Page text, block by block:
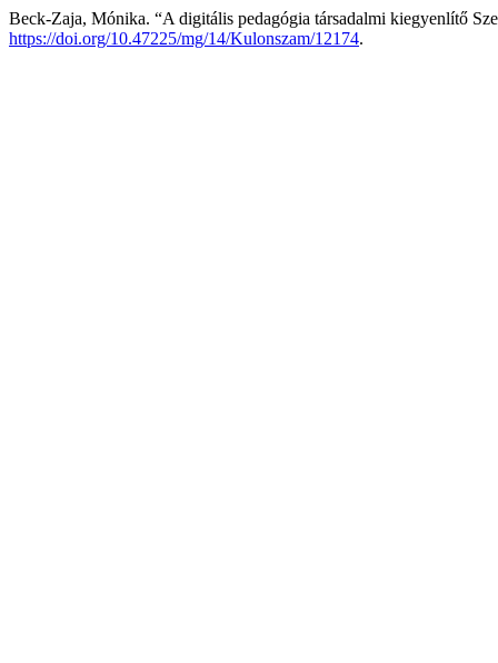
Beck-Zaja, Mónika. “A digitális pedagógia társadalmi kiegyenlítő
https://doi.org/10.47225/mg/14/Kulonszam/12174.